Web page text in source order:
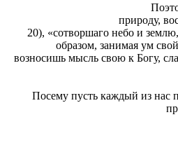
природу,
20), «сотворшаго небо и
образом, занимая ум
возносишь мысль свою к Богу,
Посему пусть каждый из нас